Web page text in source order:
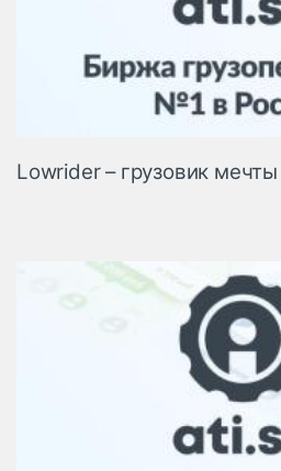
Lowrider – грузовик